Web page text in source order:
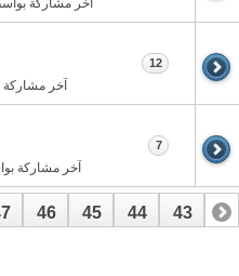
آخر مشاركة
آخر
12
آخر مشاركة
7
42
43
44
45
46